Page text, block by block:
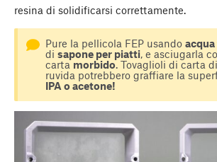
resina di solidificarsi correttamente.
Pure la pellicola FEP usando
di sapone per piatti, e asciugarla
cartamorbido. Tovaglioli di carta
ruvida potrebbero graffiare la
IPA o acetone!